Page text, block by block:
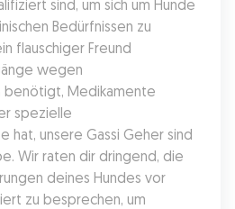
sind, um sich um Hunde
Bedürfnissen zu
flauschiger Freund
wegen
Medikamente
spezielle
hat, unsere Gassi Geher sind
Wir raten dir dringend, die
deines Hundes vor
zu besprechen, um